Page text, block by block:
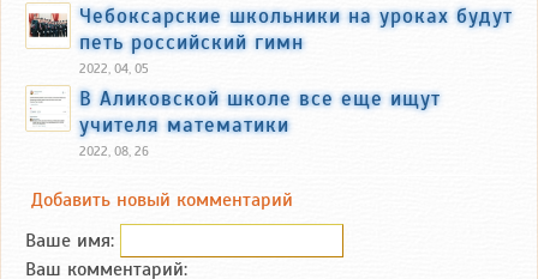
Чебоксарские школьники на уроках будут
петь российский гимн
2022, 04, 05
В Аликовской школе все еще ищут
учителя математики
2022, 08, 26
Добавить новый комментарий
Ваше имя:
Ваш комментарий: